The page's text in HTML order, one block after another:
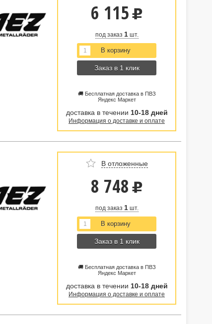
6 115 u
под заказ 1шт.
Заказ в 1 клик
🚚 Бесплатная доставка в ПВЗ
Яндекс Маркет
доставка в течении 10-18 дней
Информация о доставке и оплате
В отложенные
8 748 u
под заказ 1шт.
Заказ в 1 клик
🚚 Бесплатная доставка в ПВЗ
Яндекс Маркет
доставка в течении 10-18 дней
Информация о доставке и оплате